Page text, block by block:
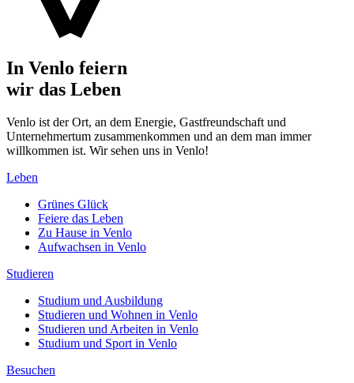
In Venlo feiern
wir das Leben
Venlo ist der Ort, an dem Energie, Gastfreundschaft und
Unternehmertum zusammenkommen und an dem man immer
willkommen ist. Wir sehen uns in Venlo!
Leben
Grünes Glück
Feiere das Leben
Zu Hause in Venlo
Aufwachsen in Venlo
Studieren
Studium und Ausbildung
Studieren und Wohnen in Venlo
Studieren und Arbeiten in Venlo
Studium und Sport in Venlo
Besuchen